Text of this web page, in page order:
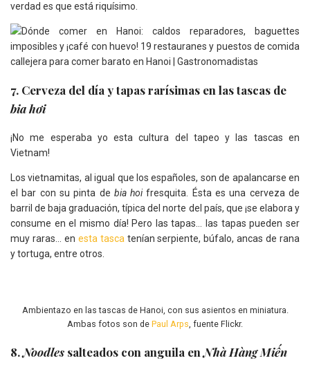
verdad es que está riquísimo.
7. Cerveza del día y tapas rarísimas en las tascas de
bia hơi
¡No me esperaba yo esta cultura del tapeo y las tascas en
Vietnam!
Los vietnamitas, al igual que los españoles, son de apalancarse en
el bar con su pinta de bia hoifresquita. Ésta es una cerveza de
barril de baja graduación, típica del norte del país, que ¡se elabora y
consume en el mismo día! Pero las tapas… las tapas pueden ser
muy raras… en esta tasca tenían serpiente, búfalo, ancas de rana
y tortuga, entre otros.
Ambientazo en las tascas de Hanoi, con sus asientos en miniatura.
Ambas fotos son de Paul Arps, fuente Flickr.
8.Noodles salteados con anguila enNhà Hàng Miến